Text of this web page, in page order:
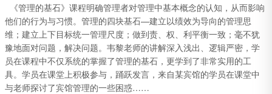
《管理的基石》课程明确管理者对管理中基本概念的认知，从而影响
他们的行为与习惯。管理的四块基石—建立以绩效为导向的管理思
维；建立上下目标统一管理尺度；做到责、权、利平衡一致；毫不犹
豫地面对问题，解决问题。韦黎老师的讲解深入浅出、逻辑严密，学
员在课程中不仅系统的掌握了管理的基石，更学到了非常实用的工
具。学员在课堂上积极参与，踊跃发言，来自某宾馆的学员在课堂中
与老师探讨了宾馆管理的一些困惑……